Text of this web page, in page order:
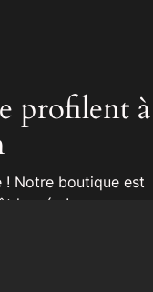
profilent à
! Notre boutique est
lancée !